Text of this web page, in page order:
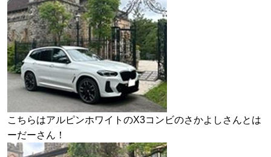
こちらはアルピンホワイトのX3コンビのさかよしさんとは
ーだーさん！